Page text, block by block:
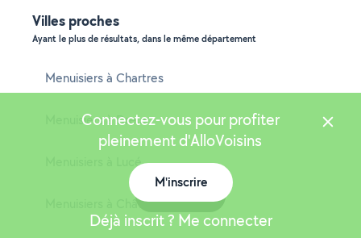
Villes proches
Ayant le plus de résultats, dans le même département
Menuisiers à Chartres
Menuisiers à Dreux
Menuisiers à Lucé
Menuisiers à Châteaudun
Connectez-vous pour profiter
pleinement d'AlloVoisins
M'inscrire
Déjà inscrit ? Me connecter